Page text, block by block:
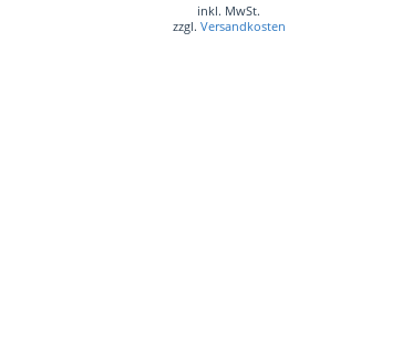
inkl. MwSt.
zzgl. Versandkosten